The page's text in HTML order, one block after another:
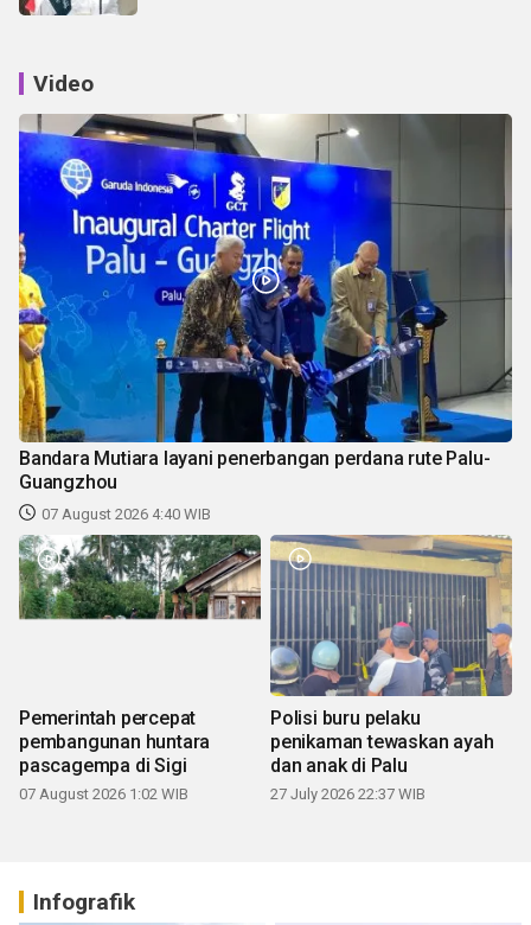
Video
Bandara Mutiara layani penerbangan perdana rute Palu-
Guangzhou
07 August 2026 4:40 WIB
Pemerintah percepat
pembangunan huntara
pascagempa di Sigi
07 August 2026 1:02 WIB
Polisi buru pelaku
penikaman tewaskan ayah
dan anak di Palu
27 July 2026 22:37 WIB
Infografik